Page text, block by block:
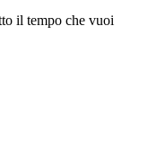
il tempo che vuoi